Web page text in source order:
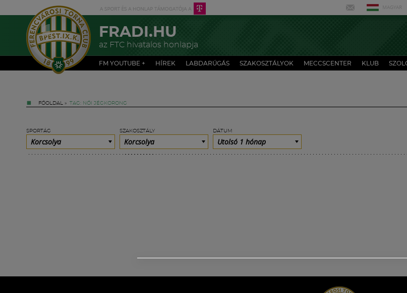
MAGYAR
FRADI.HU
az FTC hivatalos honlapja
FM YOUTUBE + HÍREK LABDARÚGÁS SZAKOSZTÁLYOK MECCSCENTER KLUB
FŐOLDAL » TAG: NŐI JÉGKORONG
SPORTÁG
Korcsolya
SZAKOSZTÁLY
Korcsolya
DÁTUM
Utolsó 1 hónap